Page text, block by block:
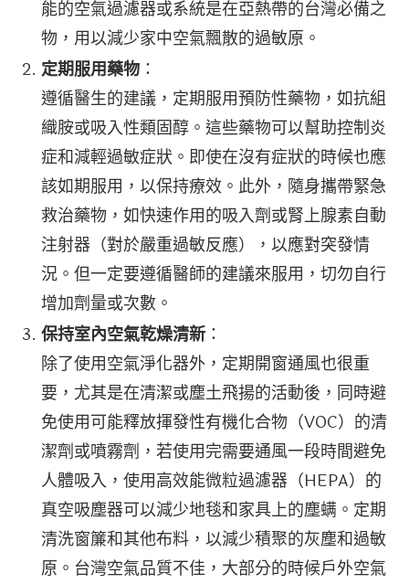
能的空氣過濾器或系統是在亞熱帶的台灣必備之
物，用以減少家中空氣飄散的過敏原。
定期服用藥物 ：
遵循醫生的建議，定期服用預防性藥物，如抗組
織胺或吸入性類固醇。這些藥物可以幫助控制炎
症和減輕過敏症狀。即使在沒有症狀的時候也應
該如期服用，以保持療效。此外，隨身攜帶緊急
救治藥物，如快速作用的吸入劑或腎上腺素自動
注射器（對於嚴重過敏反應），以應對突發情
況。但一定要遵循醫師的建議來服用，切勿自行
增加劑量或次數。
保持室內空氣乾燥清新 ：
除了使用空氣淨化器外，定期開窗通風也很重
要，尤其是在清潔或塵土飛揚的活動後，同時避
免使用可能釋放揮發性有機化合物（VOC）的清
潔劑或噴霧劑，若使用完需要通風一段時間避免
人體吸入，使用高效能微粒過濾器（HEPA）的
真空吸塵器可以減少地毯和家具上的塵螨。定期
清洗窗簾和其他布料，以減少積聚的灰塵和過敏
原。台灣空氣品質不佳，大部分的時候戶外空氣